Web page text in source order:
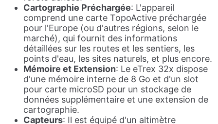
Cartographie Préchargée: L'appareil
comprend une carte TopoActive préchargée
pour l'Europe (ou d'autres régions, selon le
marché), qui fournit des informations
détaillées sur les routes et les sentiers, les
points d'eau, les sites naturels, et plus encore.
Mémoire et Extension: Le eTrex 32x dispose
d'une mémoire interne de 8 Go et d'un slot
pour carte microSD pour un stockage de
données supplémentaire et une extension de
cartographie.
Capteurs: Il est équipé d'un altimètre